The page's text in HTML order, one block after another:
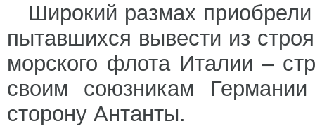
Широкий размах приобрели
пытавшихся вывести из
морского флота Италии –
своим союзникам
сторону Антанты.